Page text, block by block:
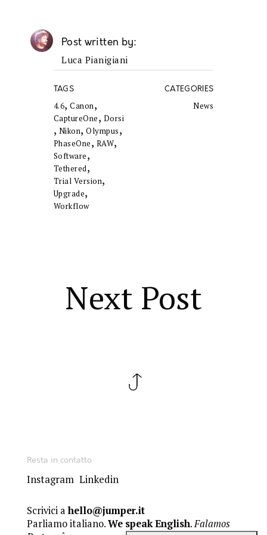
Post written by
Luca Pianigiani
TAGS
4.6,Canon,
CaptureOne, Dorsi
, Nikon,Olympus,
PhaseOne, RAW,
Software,
Tethered,
Trial Version,
Upgrade,
Workflow
CATEGORIES
News
Next Post
Resta in contatto
Instagram Linkedin
Scrivici ahello@jumper.it
Parliamo italiano.We speak English.Falamos